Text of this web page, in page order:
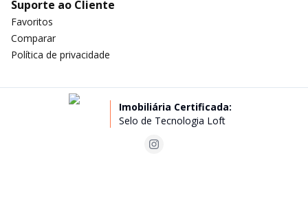
Suporte ao Cliente
Favoritos
Comparar
Política de privacidade
Imobiliária Certificada:
Selo de Tecnologia Loft